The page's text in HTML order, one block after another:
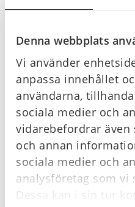
Denna webbplats
Vi använder
anpassa innehållet
användarna,
sociala medier och
vidarebefordrar
och annan
sociala medier och
analysföretag som vi
Dessa kan i sin tur
1 st Little Baby QCPR
1 st luftväg
6 st våtservetter
1 st uppsättning kläder
1 st mjuk bärväska